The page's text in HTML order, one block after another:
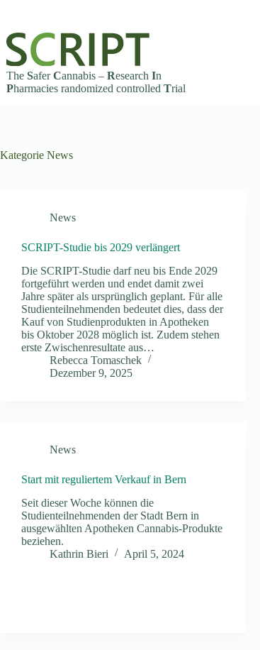
springen
The SaferCannabis – Research In
Pharmacies randomized controlled Trial
Kategorie News
News
SCRIPT-Studie bis 2029 verlängert
Die SCRIPT-Studie darf neu bis Ende 2029
fortgeführt werden und endet damit zwei
Jahre später als ursprünglich geplant. Für alle
Studienteilnehmenden bedeutet dies, dass der
Kauf von Studienprodukten in Apotheken
bis Oktober 2028 möglich ist. Zudem stehen
erste Zwischenresultate aus…
Rebecca Tomaschek
Dezember 9, 2025
News
Start mit reguliertem Verkauf in Bern
Seit dieser Woche können die
Studienteilnehmenden der Stadt Bern in
ausgewählten Apotheken Cannabis-Produkte
beziehen.
Kathrin Bieri
April 5, 2024